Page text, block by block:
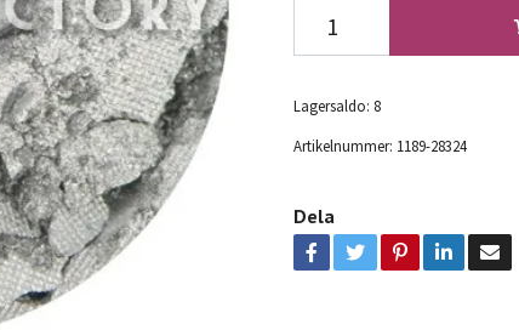
Lagersaldo: 8
Artikelnummer: 1189-28324
Dela